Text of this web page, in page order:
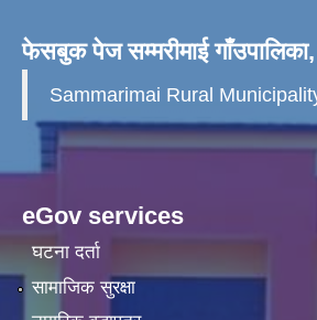
फेसबुक पेज सम्मरीमाई
Sammarimai Rural
eGov services
घटना दर्ता
सामाजिक सुरक्षा